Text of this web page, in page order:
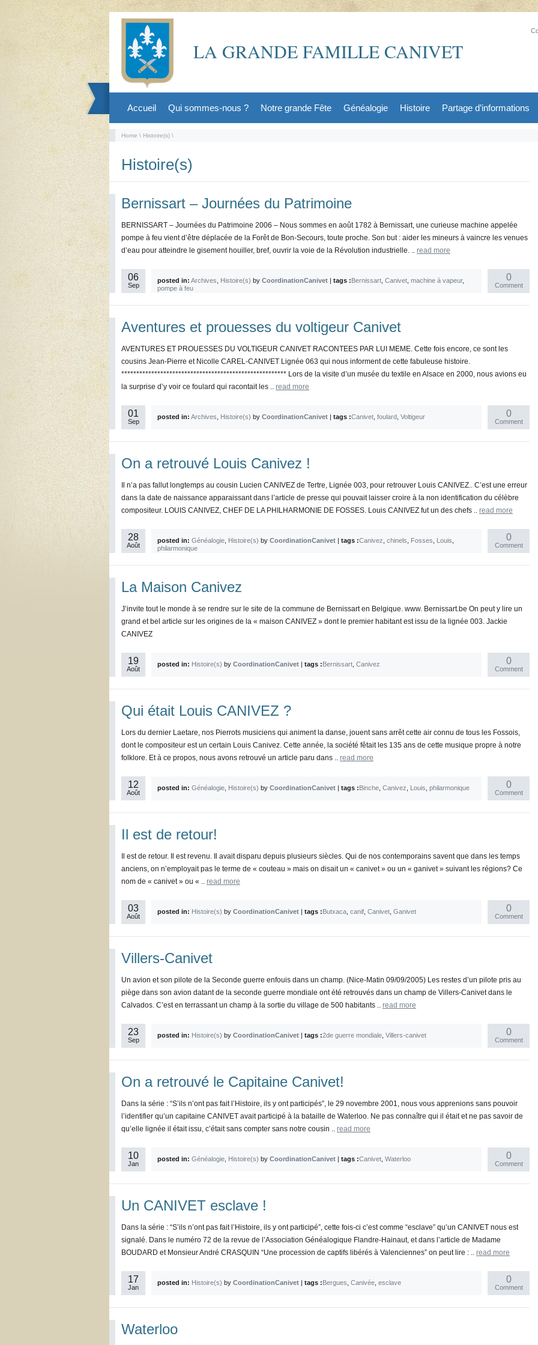
LA GRANDE FAMILLE CANIVET
Accueil Qui sommes-nous ? Notre grande Fête Généalogie Histoire Partage d’informations
Home \ Histoire(s) \
Histoire(s)
Bernissart – Journées du Patrimoine
BERNISSART – Journées du Patrimoine 2006 – Nous sommes en août 1782 à Bernissart, une curieuse machine appelée
pompe à feu vient d’être déplacée de la Forêt de Bon-Secours, toute proche. Son but : aider les mineurs à vaincre les venues
d’eau pour atteindre le gisement houiller, bref, ouvrir la voie de la Révolution industrielle. .. read more
06
Sep
posted in: Archives Histoire(s) by CoordinationCanivet | tags :Bernissart Canivet machine à vapeur,
pompe à feu
0
Comment
Aventures et prouesses du voltigeur Canivet
AVENTURES ET PROUESSES DU VOLTIGEUR CANIVET RACONTEES PAR LUI MEME. Cette fois encore, ce sont les
cousins Jean-Pierre et Nicolle CAREL-CANIVET Lignée 063 qui nous informent de cette fabuleuse histoire.
******************************************************* Lors de la visite d’un musée du textile en Alsace en 2000, nous avions eu
la surprise d’y voir ce foulard qui racontait les .. read more
01
Sep
posted in: Archives Histoire(s) by CoordinationCanivet | tags :Canivet foulard Voltigeur 0
Comment
On a retrouvé Louis Canivez !
Il n’a pas fallut longtemps au cousin Lucien CANIVEZ de Tertre, Lignée 003, pour retrouver Louis CANIVEZ.. C’est une erreur
dans la date de naissance apparaissant dans l’article de presse qui pouvait laisser croire à la non identification du célèbre
compositeur. LOUIS CANIVEZ, CHEF DE LA PHILHARMONIE DE FOSSES. Louis CANIVEZ fut un des chefs .. read more
28
Août
posted in: Généalogie Histoire(s) by CoordinationCanivet | tags :Canivez chinels Fosses Louis
philarmonique
0
Comment
La Maison Canivez
J’invite tout le monde à se rendre sur le site de la commune de Bernissart en Belgique. www. Bernissart.be On peut y lire un
grand et bel article sur les origines de la « maison CANIVEZ » dont le premier habitant est issu de la lignée 003. Jackie
CANIVEZ
19
Août
posted in: Histoire(s) by CoordinationCanivet | tags :Bernissart Canivez 0
Comment
Qui était Louis CANIVEZ ?
Lors du dernier Laetare, nos Pierrots musiciens qui animent la danse, jouent sans arrêt cette air connu de tous les Fossois,
dont le compositeur est un certain Louis Canivez. Cette année, la société fêtait les 135 ans de cette musique propre à notre
folklore. Et à ce propos, nous avons retrouvé un article paru dans .. read more
12
Août
posted in: Généalogie Histoire(s) by CoordinationCanivet | tags :Binche Canivez Louis philarmonique 0
Comment
Il est de retour!
Il est de retour. Il est revenu. Il avait disparu depuis plusieurs siècles. Qui de nos contemporains savent que dans les temps
anciens, on n’employait pas le terme de « couteau » mais on disait un « canivet » ou un « ganivet » suivant les régions? Ce
nom de « canivet » ou « .. read more
03
Août
posted in: Histoire(s) by CoordinationCanivet | tags :Butxaca canif Canivet Ganivet 0
Comment
Villers-Canivet
Un avion et son pilote de la Seconde guerre enfouis dans un champ. (Nice-Matin 09/09/2005) Les restes d’un pilote pris au
piège dans son avion datant de la seconde guerre mondiale ont été retrouvés dans un champ de Villers-Canivet dans le
Calvados. C’est en terrassant un champ à la sortie du village de 500 habitants .. read more
23
Sep
posted in: Histoire(s) by CoordinationCanivet | tags :2de guerre mondiale Villers-canivet 0
Comment
On a retrouvé le Capitaine Canivet!
Dans la série : “S’ils n’ont pas fait l’Histoire, ils y ont participés”, le 29 novembre 2001, nous vous apprenions sans pouvoir
l’identifier qu’un capitaine CANIVET avait participé à la bataille de Waterloo. Ne pas connaître qui il était et ne pas savoir de
qu’elle lignée il était issu, c’était sans compter sans notre cousin .. read more
10
Jan
posted in: Généalogie Histoire(s) by CoordinationCanivet | tags :Canivet Waterloo 0
Comment
Un CANIVET esclave !
Dans la série : “S’ils n’ont pas fait l’Histoire, ils y ont participé”, cette fois-ci c’est comme “esclave” qu’un CANIVET nous est
signalé. Dans le numéro 72 de la revue de l’Association Généalogique Flandre-Hainaut, et dans l’article de Madame
BOUDARD et Monsieur André CRASQUIN “Une procession de captifs libérés à Valenciennes” on peut lire : .. read more
17
Jan
posted in: Histoire(s) by CoordinationCanivet | tags :Bergues Canivée esclave 0
Comment
Waterloo